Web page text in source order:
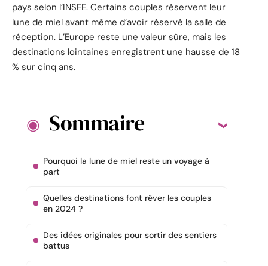
pays selon l’INSEE. Certains couples réservent leur
lune de miel avant même d’avoir réservé la salle de
réception. L’Europe reste une valeur sûre, mais les
destinations lointaines enregistrent une hausse de 18
% sur cinq ans.
Sommaire
Pourquoi la lune de miel reste un voyage à
part
Quelles destinations font rêver les couples
en 2024 ?
Des idées originales pour sortir des sentiers
battus